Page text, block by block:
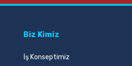
Biz Kimiz
İş Konseptimiz